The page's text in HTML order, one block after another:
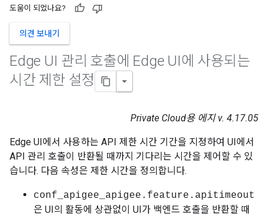
도움이 되었나요?
의견 보내기
Edge UI 관리 호출에 Edge UI에 사용되는
시간 제한 설정
Private Cloud용 에지 v. 4.17.05
Edge UI에서 사용하는 API 제한 시간 기간을 지정하여 UI에서
API 관리 호출이 반환될 때까지 기다리는 시간을 제어할 수 있
습니다. 다음 속성은 제한 시간을 정의합니다.
conf_apigee_apigee.feature.apitimeout
은 UI의 활동에 상관없이 UI가 백엔드 호출을 반환할 때